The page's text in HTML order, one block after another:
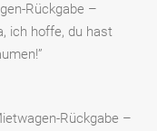
Rückgabe –
ich hoffe, du hast
”
Rückgabe –